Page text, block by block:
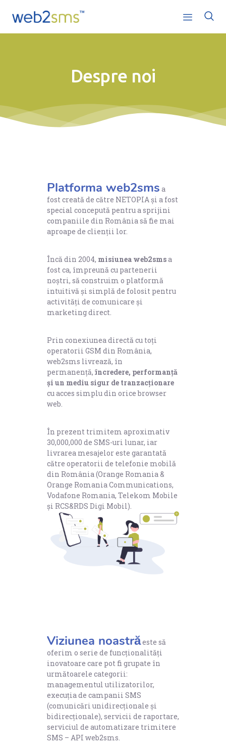
Despre noi
Acasă
Companie
Ajutor
Înregistrare
Platforma web2sms a
fost creată de către NETOPIA și a fost
special concepută pentru a sprijini
companiile din România să fie mai
aproape de clienții lor.
Încă din 2004, misiunea web2smsa
fost ca, împreună cu partenerii
noștri, să construim o platformă
intuitivă și simplă de folosit pentru
activități de comunicare și
marketing direct.
Prin conexiunea directă cu toți
operatorii GSM din România,
web2sms livrează, în
permanență, încredere, performanță
și un mediu sigur de tranzacționare
cu acces simplu din orice browser
web.
În prezent trimitem aproximativ
30,000,000 de SMS-uri lunar, iar
livrarea mesajelor este garantată
către operatorii de telefonie mobilă
din România (Orange Romania &
Orange Romania Communications,
Vodafone Romania, Telekom Mobile
și RCS&RDS Digi Mobil).
Viziunea noastrăeste să
oferim o serie de funcționalități
inovatoare care pot fi grupate în
următoarele categorii:
managementul utilizatorilor,
execuția de campanii SMS
(comunicări unidirecționale și
bidirecționale), servicii de raportare,
serviciul de automatizare trimitere
SMS – API web2sms